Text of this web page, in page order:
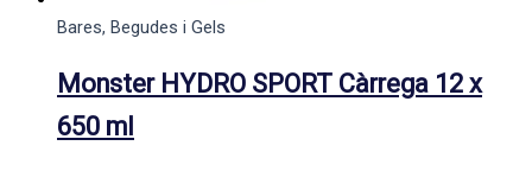
Bares, Begudes i Gels
Monster HYDRO SPORT Càrrega 12 x
650 ml